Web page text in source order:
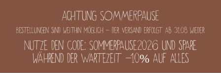
Achtung SOMMERPAUSE
Bestellungen sind weithin möglich - der Versand erfolgt ab 31.08 wieder
Nutze den Code: Sommerpause2026 und spare
während der Wartezeit -10% auf alles